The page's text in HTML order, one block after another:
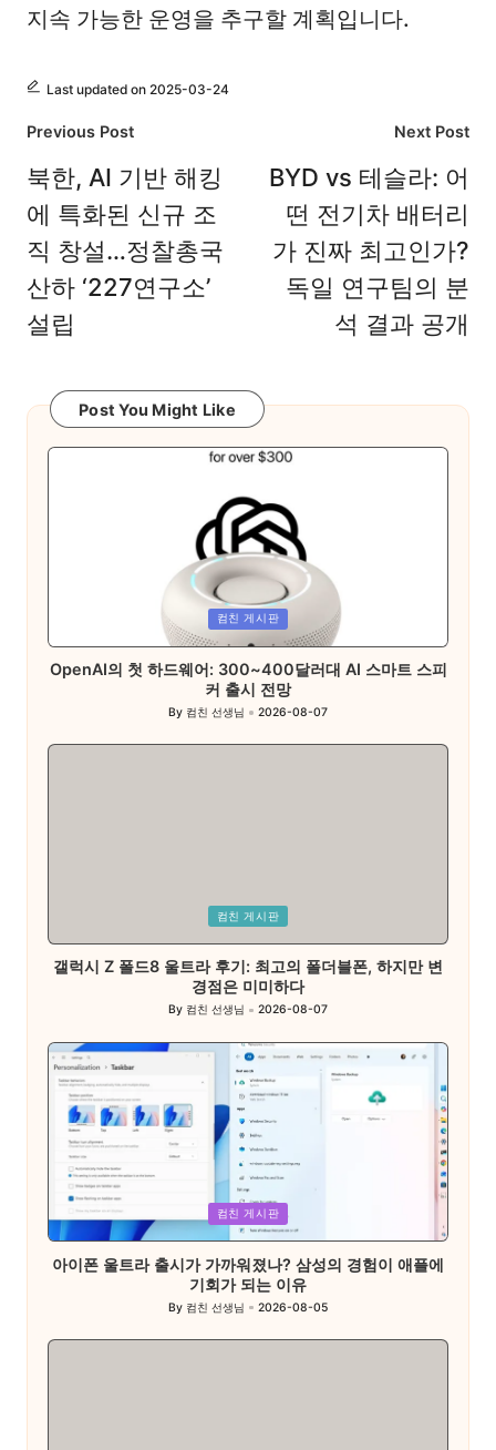
지속 가능한 운영을 추구할 계획입니다.
Last updated on 2025-03-24
Post
navigation
Previous Post
북한, AI 기반 해킹
에 특화된 신규 조
직 창설…정찰총국
산하 ‘227연구소’
설립
Next Post
BYD vs 테슬라: 어
떤 전기차 배터리
가 진짜 최고인가?
독일 연구팀의 분
석 결과 공개
Post You Might Like
컴친 게시판
OpenAI의 첫 하드웨어: 300~400달러대 AI 스마트 스피
커 출시 전망
Posted
By 컴친 선생님 2026-08-07
컴친 게시판
갤럭시 Z 폴드8 울트라 후기: 최고의 폴더블폰, 하지만 변
경점은 미미하다
Posted
By 컴친 선생님 2026-08-07
Posted
in
컴친 게시판
아이폰 울트라 출시가 가까워졌나? 삼성의 경험이 애플에
기회가 되는 이유
Posted
By 컴친 선생님 2026-08-05